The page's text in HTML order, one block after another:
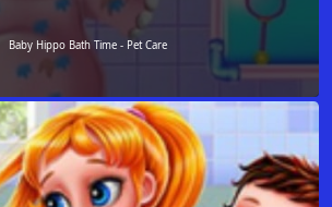
Baby Hippo Bath Time - Pet Care